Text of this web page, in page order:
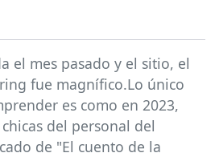
el mes pasado y el sitio, el
fue magnífico.Lo único
es como en 2023,
del personal del
de "El cuento de la